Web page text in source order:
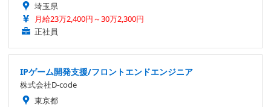
埼玉県
月給23万2,400円～30万2,300円
正社員
IPゲーム開発支援/フロントエンドエンジニア
株式会社D-code
東京都